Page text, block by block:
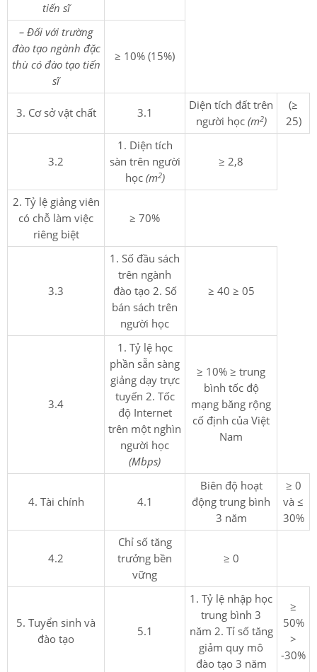
tiến sĩ
– Đối với trường
đào tạo ngành đặc
thù có đào tạo tiến
sĩ
≥ 10% (15%)
3. Cơ sở vật chất 3.1
Diện tích đất trên
người học (m2)
(≥
25)
3.2
1. Diện tích
sàn trên người
học (m2)
≥ 2,8
2. Tỷ lệ giảng viên
có chỗ làm việc
riêng biệt
≥ 70%
3.3
1. Số đầu sách
trên ngành
đào tạo 2. Số
bán sách trên
người học
≥ 40 ≥ 05
3.4
1. Tỷ lệ học
phần sẵn sàng
giảng dạy trực
tuyến 2. Tốc
độ Internet
trên một nghìn
người học
(Mbps)
≥ 10% ≥ trung
bình tốc độ
mạng băng rộng
cố định của Việt
Nam
4. Tài chính 4.1
Biên độ hoạt
động trung bình
3 năm
≥ 0
và ≤
30%
4.2
Chỉ số tăng
trưởng bền
vững
≥ 0
5. Tuyển sinh và
đào tạo
5.1
1. Tỷ lệ nhập học
trung bình 3
năm 2. Tỉ số tăng
giảm quy mô
đào tạo 3 năm
≥
50%
>
-30%